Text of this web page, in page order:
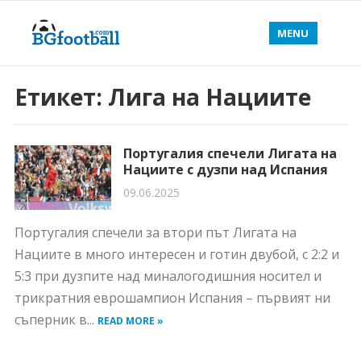
MENU
Етикет: Лига на Нациите
Португалия спечели Лигата на
Нациите с дузпи над Испания
09.06.2025
Португалия спечели за втори път Лигата на
Нациите в много интересен и готин двубой, с 2:2 и
5:3 при дузпите над миналогодишния носител и
трикратния еврошампион Испания – първият ни
съперник в... READ MORE »